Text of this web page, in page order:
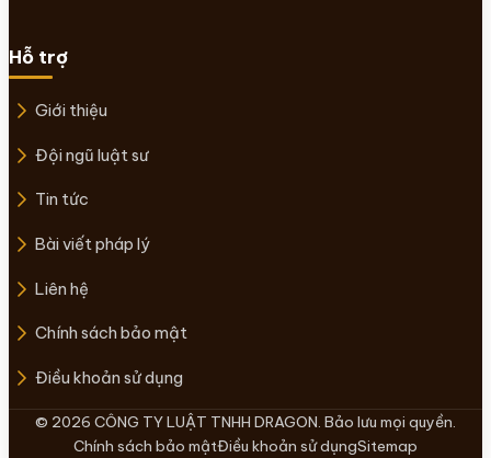
Hỗ trợ
Giới thiệu
Đội ngũ luật sư
Tin tức
Bài viết pháp lý
Liên hệ
Chính sách bảo mật
Điều khoản sử dụng
© 2026 CÔNG TY LUẬT TNHH DRAGON. Bảo lưu mọi quyền.
Chính sách bảo mậtĐiều khoản sử dụngSitemap